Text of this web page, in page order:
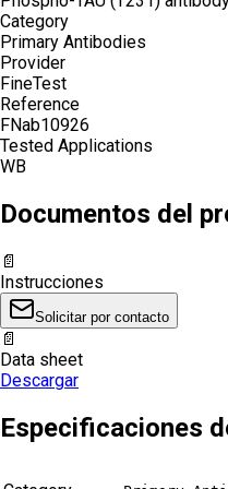
Category
Primary Antibodies
Provider
FineTest
Reference
FNab10926
Tested Applications
WB
Documentos del
📄
Instrucciones
Solicitar por contacto
📄
Data sheet
Descargar
Especificaciones